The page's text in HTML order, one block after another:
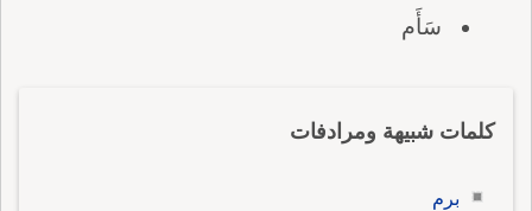
سَأَم
كلمات شبيهة ومرادفات
برم